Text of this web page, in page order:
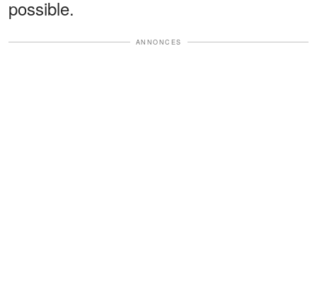
possible.
ANNONCES